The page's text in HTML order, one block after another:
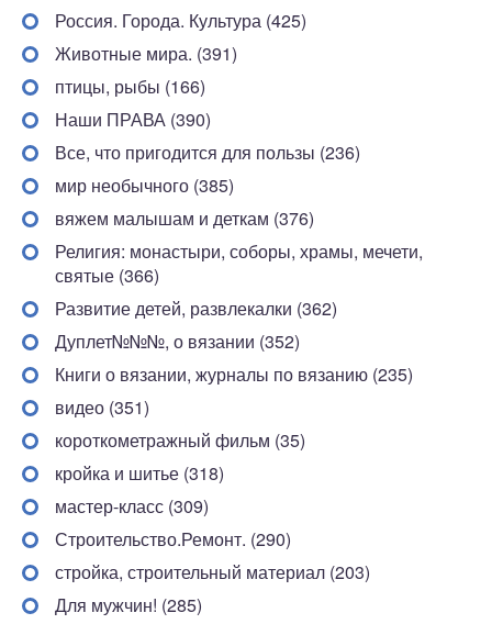
Россия. Города. Культура (425)
Животные мира. (391)
птицы, рыбы (166)
Наши ПРАВА (390)
Все, что пригодится для пользы (236)
мир необычного (385)
вяжем малышам и деткам (376)
Религия: монастыри, соборы, храмы, мечети,
святые (366)
Развитие детей, развлекалки (362)
Дуплет№№№, о вязании (352)
Книги о вязании, журналы по вязанию (235)
видео (351)
короткометражный фильм (35)
кройка и шитье (318)
мастер-класс (309)
Строительство.Ремонт. (290)
стройка, строительный материал (203)
Для мужчин! (285)